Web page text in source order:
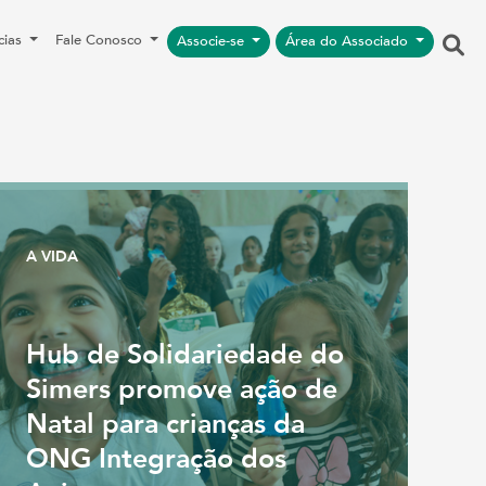
Fale Conosco Associe-se Área do Associado
A VIDA
Hub de Solidariedade do
Simers promove ação de
Natal para crianças da
ONG Integração dos